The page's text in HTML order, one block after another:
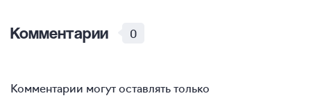
Комментарии 0
Комментарии могут оставлять только